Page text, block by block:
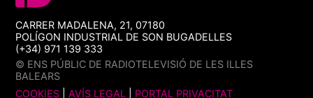
CARRER MADALENA, 21, 07180
POLÍGON INDUSTRIAL DE SON BUGADELLES
(+34) 971 139 333
© ENS PÚBLIC DE RADIOTELEVISIÓ DE LES ILLES
BALEARS
COOKIES |AVÍS LEGAL PORTAL PRIVACITAT